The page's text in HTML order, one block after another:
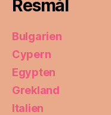
Resmål
Bulgarien
Cypern
Egypten
Grekland
Italien